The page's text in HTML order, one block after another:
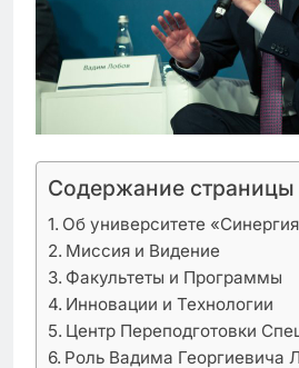
Содержание страницы
Об университете
Миссия и Видение
Факультеты и Программы
Инновации и Технологии
Центр Переподготовки
Роль Вадима Георгиевича